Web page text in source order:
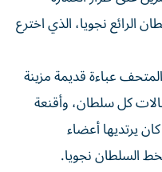
الرائع نجويا، الذي اخترع
عباءة قديمة مزينة
كل سلطان، وأقنعة
يرتديها أعضاء
السلطان نجويا.